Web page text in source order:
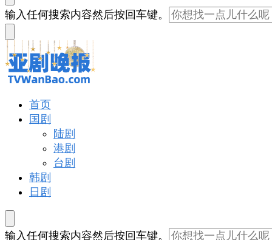
亚剧晚报
戏里戏外看亚洲
找
什
么
东
西
吗?
输入任何搜索内容然后按回车键。
亚剧晚报
戏里戏外看亚洲
首页
国剧
陆剧
港剧
台剧
韩剧
日剧
找
输入任何搜索内容然后按回车键。